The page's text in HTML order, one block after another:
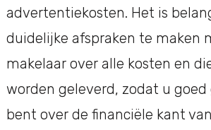
advertentiekosten. Het is
duidelijke afspraken te maken
makelaar over alle kosten en
worden geleverd, zodat u
bent over de financiële kant